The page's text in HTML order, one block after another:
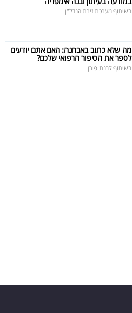
בשיתוף מערכת זירת הנדל"ן
מה שלא כתוב באבחנה: האם אתם יודעים
לספר את הסיפור הרפואי שלכם?
בשיתוף לבנת פורן